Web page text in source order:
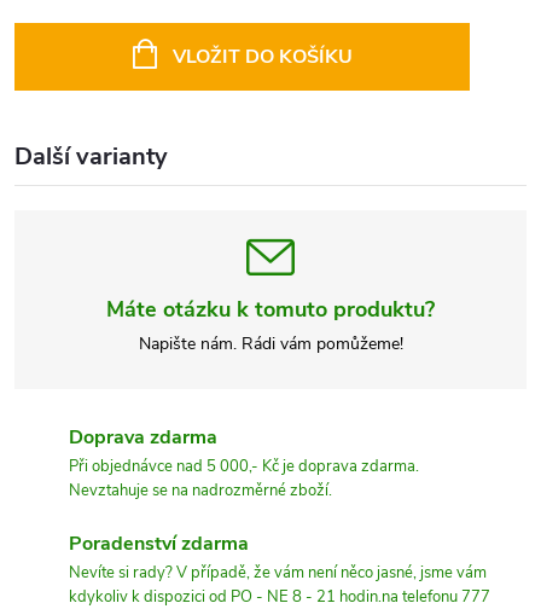
VLOŽIT DO KOŠÍKU
Další varianty
Máte otázku k tomuto produktu?
Napište nám. Rádi vám pomůžeme!
Doprava zdarma
Při objednávce nad 5 000,- Kč je doprava zdarma.
Nevztahuje se na nadrozměrné zboží.
Poradenství zdarma
Nevíte si rady? V případě, že vám není něco jasné, jsme vám
kdykoliv k dispozici od PO - NE 8 - 21 hodin.na telefonu 777